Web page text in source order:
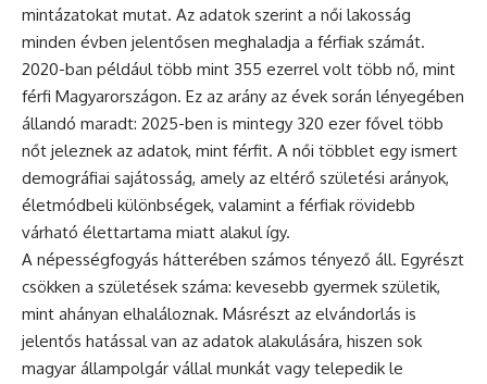
mintázatokat mutat. Az adatok szerint a női lakosság
minden évben jelentősen meghaladja a férfiak számát.
2020-ban például több mint 355 ezerrel volt több nő, mint
férfi Magyarországon. Ez az arány az évek során lényegében
állandó maradt: 2025-ben is mintegy 320 ezer fővel több
nőt jeleznek az adatok, mint férfit. A női többlet egy ismert
demográfiai sajátosság, amely az eltérő születési arányok,
életmódbeli különbségek, valamint a férfiak rövidebb
várható élettartama miatt alakul így.
A népességfogyás hátterében számos tényező áll. Egyrészt
csökken a születések száma: kevesebb gyermek születik,
mint ahányan elhaláloznak. Másrészt az elvándorlás is
jelentős hatással van az adatok alakulására, hiszen sok
magyar állampolgár vállal munkát vagy telepedik le